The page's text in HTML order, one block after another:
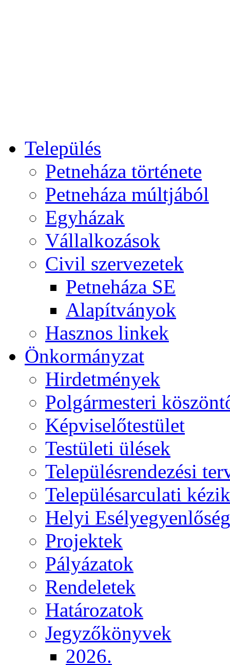
Település
Petneháza története
Petneháza múltjából
Egyházak
Vállalkozások
Civil szervezetek
Petneháza SE
Alapítványok
Hasznos linkek
Önkormányzat
Hirdetmények
Polgármesteri
Képviselőtestület
Testületi ülések
Településrendezési
Településarculati
Helyi
Projektek
Pályázatok
Rendeletek
Határozatok
Jegyzőkönyvek
2026.